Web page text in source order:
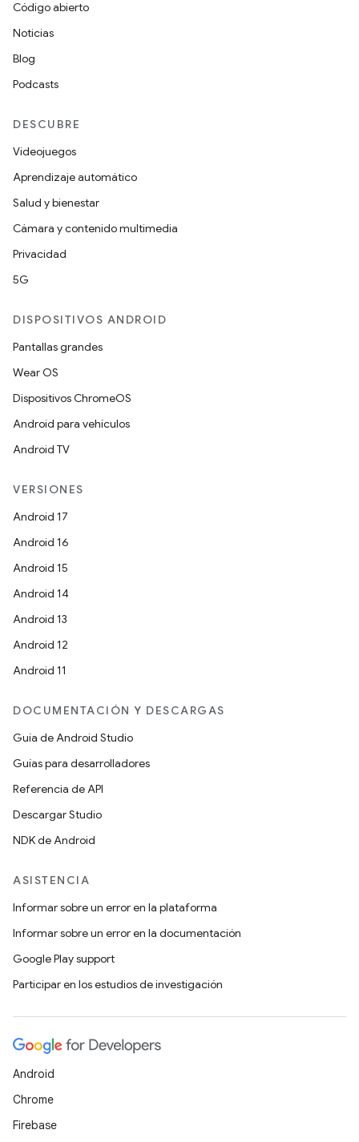
Código abierto
Noticias
Blog
Podcasts
DESCUBRE
Videojuegos
Aprendizaje automático
Salud y bienestar
Cámara y contenido multimedia
Privacidad
5G
DISPOSITIVOS ANDROID
Pantallas grandes
Wear OS
Dispositivos ChromeOS
Android para vehículos
Android TV
VERSIONES
Android 17
Android 16
Android 15
Android 14
Android 13
Android 12
Android 11
DOCUMENTACIÓN Y DESCARGAS
Guía de Android Studio
Guías para desarrolladores
Referencia de API
Descargar Studio
NDK de Android
ASISTENCIA
Informar sobre un error en la plataforma
Informar sobre un error en la documentación
Google Play support
Participar en los estudios de investigación
Android
Chrome
Firebase